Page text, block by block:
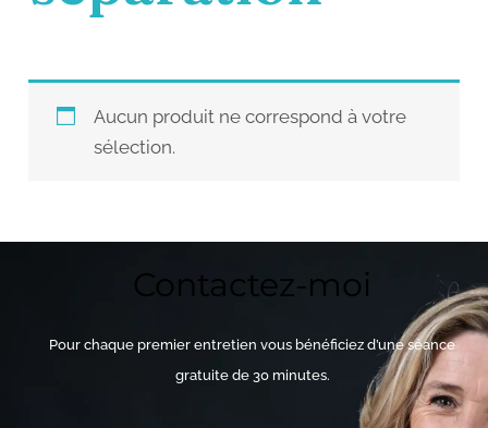
Aucun produit ne correspond à votre
sélection.
Contactez-moi
Pour chaque premier entretien vous bénéficiez d’une séance
gratuite de 30 minutes.